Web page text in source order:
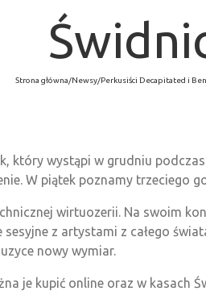
Strona główna/Newsy/Perkusiści Decapitated i
który wystąpi w grudniu podczas
W piątek poznamy trzeciego
wirtuozerii. Na swoim
z artystami z całego
nowy wymiar.
je kupić online oraz w kasach